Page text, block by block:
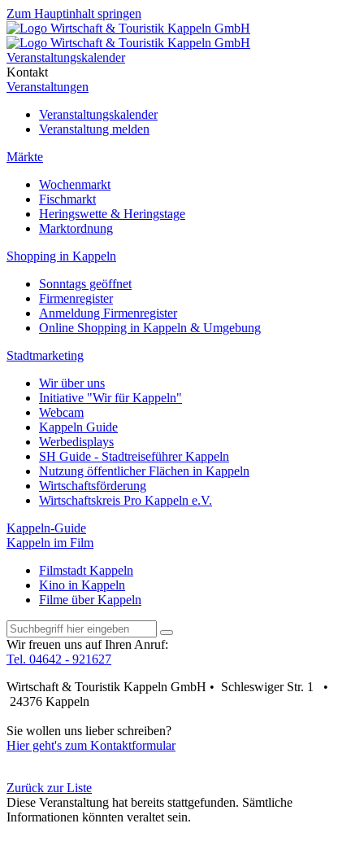
Zum Hauptinhalt springen
Veranstaltungskalender
Kontakt
Veranstaltungen
Veranstaltungskalender
Veranstaltung melden
Märkte
Wochenmarkt
Fischmarkt
Heringswette & Heringstage
Marktordnung
Shopping in Kappeln
Sonntags geöffnet
Firmenregister
Anmeldung Firmenregister
Online Shopping in Kappeln & Umgebung
Stadtmarketing
Wir über uns
Initiative "Wir für Kappeln"
Webcam
Kappeln Guide
Werbedisplays
SH Guide - Stadtreiseführer Kappeln
Nutzung öffentlicher Flächen in Kappeln
Wirtschaftsförderung
Wirtschaftskreis Pro Kappeln e.V.
Kappeln-Guide
Kappeln im Film
Filmstadt Kappeln
Kino in Kappeln
Filme über Kappeln
Wir freuen uns auf Ihren Anruf:
Tel. 04642 - 921627
Wirtschaft & Touristik Kappeln GmbH • Schleswiger Str. 1 •
24376 Kappeln
Sie wollen uns lieber schreiben?
Hier geht's zum Kontaktformular
Zurück zur Liste
Diese Veranstaltung hat bereits stattgefunden. Sämtliche
Informationen könnten veraltet sein.